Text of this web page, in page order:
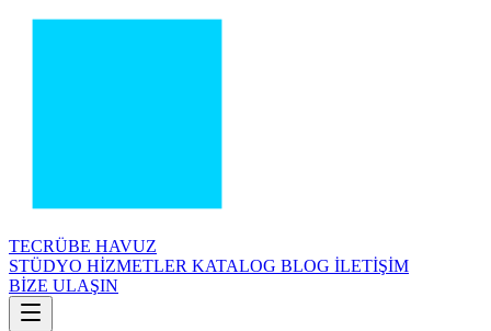
TECRÜBE HAVUZ
STÜDYO HİZMETLER KATALOG BLOG İLETİŞİM
BİZE ULAŞIN